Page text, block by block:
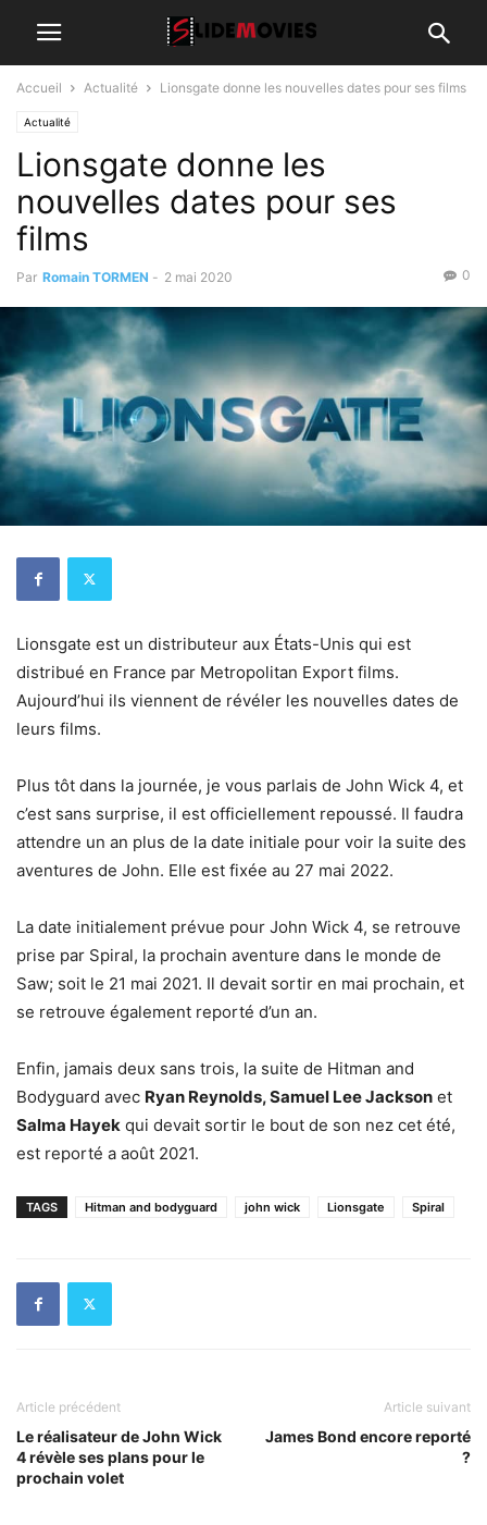
Accueil Actualité Lionsgate donne les nouvelles dates pour ses films
Actualité
Lionsgate donne les
nouvelles dates pour ses
films
Par Romain TORMEN - 2 mai 2020 0
Lionsgate est un distributeur aux États-Unis qui est
distribué en France par Metropolitan Export films.
Aujourd’hui ils viennent de révéler les nouvelles dates de
leurs films.
Plus tôt dans la journée, je vous parlais de John Wick 4, et
c’est sans surprise, il est officiellement repoussé. Il faudra
attendre un an plus de la date initiale pour voir la suite des
aventures de John. Elle est fixée au 27 mai 2022.
La date initialement prévue pour John Wick 4, se retrouve
prise par Spiral, la prochain aventure dans le monde de
Saw; soit le 21 mai 2021. Il devait sortir en mai prochain, et
se retrouve également reporté d’un an.
Enfin, jamais deux sans trois, la suite de Hitman and
Bodyguard avec Ryan Reynolds, Samuel Lee Jackson et
Salma Hayek qui devait sortir le bout de son nez cet été,
est reporté a août 2021.
TAGS Hitman and bodyguard john wick Lionsgate Spiral
Article précédent
Le réalisateur de John Wick
4 révèle ses plans pour le
prochain volet
Article suivant
James Bond encore reporté
?